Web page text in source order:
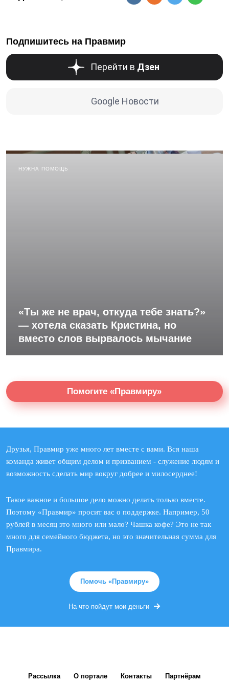
Подпишитесь на Правмир
Перейти в Дзен
Google Новости
НУЖНА ПОМОЩЬ
«Ты же не врач, откуда тебе знать?»
— хотела сказать Кристина, но
вместо слов вырвалось мычание
Помогите «Правмиру»
Друзья, Правмир уже много лет вместе с вами. Вся наша
команда живет общим делом и призванием - служение людям и
возможность сделать мир вокруг добрее и милосерднее!
Такое важное и большое дело можно делать только вместе.
Поэтому «Правмир» просит вас о поддержке. Например, 50
рублей в месяц это много или мало? Чашка кофе? Это не так
много для семейного бюджета, но это значительная сумма для
Правмира.
Помочь «Правмиру»
На что пойдут мои деньги
Рассылка О портале Контакты Партнёрам